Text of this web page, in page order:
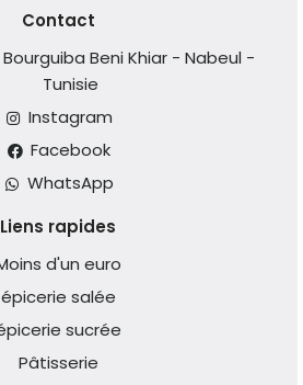
Contact
Beni Khiar - Nabeul -
Tunisie
Instagram
Facebook
WhatsApp
Liens rapides
d'un euro
épicerie salée
sucrée
Pâtisserie